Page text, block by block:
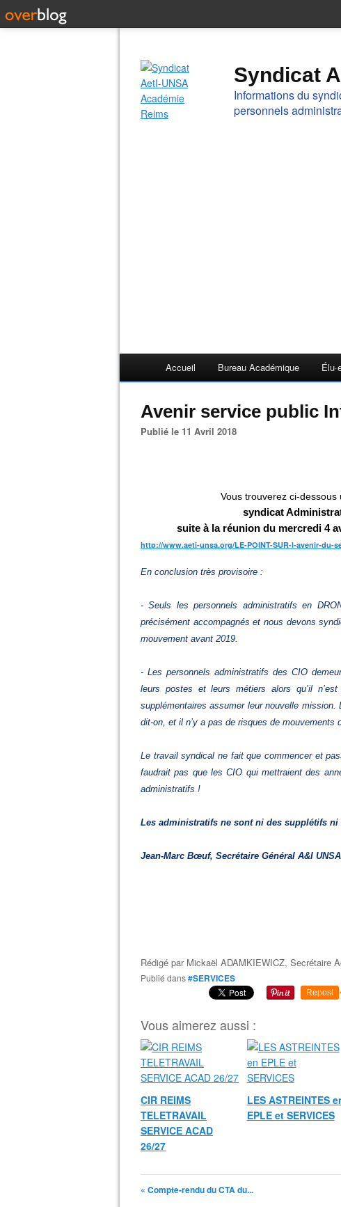
Syndicat
Informations du
personnels
Accueil Bureau Académique
Avenir service public
Publié le 11 Avril 2018
Vous trouverez ci-
syndicat
suite à la réunion du mercredi 4
http://www.aeti-unsa.org/LE-POINT-SUR-l-avenir-
En conclusion très provisoire :
- Seuls les personnels administratifs en
précisément accompagnés et nous devons
mouvement avant 2019.
- Les personnels administratifs des CIO
leurs postes et leurs métiers alors qu’il
supplémentaires assumer leur nouvelle
dit-on, et il n’y a pas de risques de mouvements
Le travail syndical ne fait que commencer et
faudrait pas que les CIO qui mettraient des
administratifs !
Les administratifs ne sont ni des supplétifs ni
Jean-Marc Bœuf, Secrétaire Général A&I UNSA
Rédigé par Mickaël ADAMKIEWICZ, Secrétaire
Publié dans#SERVICES
Repost
Vous aimerez aussi :
CIR REIMS
TELETRAVAIL
SERVICE ACAD
26/27
LES ASTREINTES
EPLE et SERVICES
« Compte-rendu du CTA du...